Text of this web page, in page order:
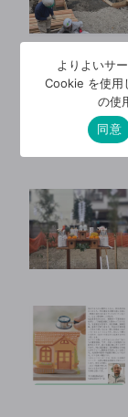
よりよいサ
Cookie を使用
の使
同意